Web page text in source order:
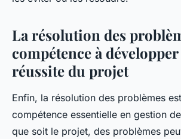
La résolution des
compétence à
réussite du projet
Enfin, la résolution des problèmes
compétence essentielle en gestion
que soit le projet, des problèmes